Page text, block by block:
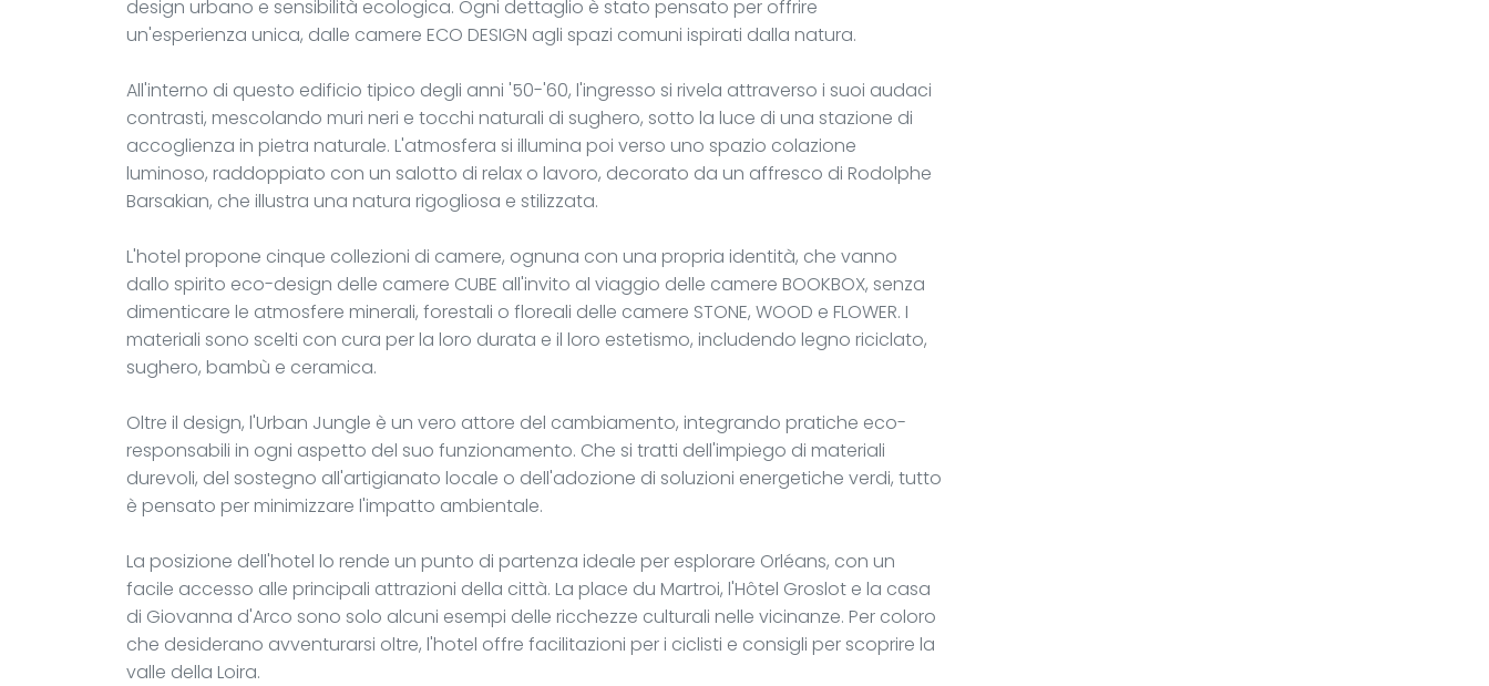
design urbano e sensibilità ecologica. Ogni dettaglio è stato pensato per offrire
un'esperienza unica, dalle camere ECO DESIGN agli spazi comuni ispirati dalla natura.
All'interno di questo edificio tipico degli anni '50-'60, l'ingresso si rivela attraverso i suoi audaci
contrasti, mescolando muri neri e tocchi naturali di sughero, sotto la luce di una stazione di
accoglienza in pietra naturale. L'atmosfera si illumina poi verso uno spazio colazione
luminoso, raddoppiato con un salotto di relax o lavoro, decorato da un affresco di Rodolphe
Barsakian, che illustra una natura rigogliosa e stilizzata.
L'hotel propone cinque collezioni di camere, ognuna con una propria identità, che vanno
dallo spirito eco-design delle camere CUBE all'invito al viaggio delle camere BOOKBOX, senza
dimenticare le atmosfere minerali, forestali o floreali delle camere STONE, WOOD e FLOWER. I
materiali sono scelti con cura per la loro durata e il loro estetismo, includendo legno riciclato,
sughero, bambù e ceramica.
Oltre il design, l'Urban Jungle è un vero attore del cambiamento, integrando pratiche eco-
responsabili in ogni aspetto del suo funzionamento. Che si tratti dell'impiego di materiali
durevoli, del sostegno all'artigianato locale o dell'adozione di soluzioni energetiche verdi, tutto
è pensato per minimizzare l'impatto ambientale.
La posizione dell'hotel lo rende un punto di partenza ideale per esplorare Orléans, con un
facile accesso alle principali attrazioni della città. La place du Martroi, l'Hôtel Groslot e la casa
di Giovanna d'Arco sono solo alcuni esempi delle ricchezze culturali nelle vicinanze. Per coloro
che desiderano avventurarsi oltre, l'hotel offre facilitazioni per i ciclisti e consigli per scoprire la
valle della Loira.